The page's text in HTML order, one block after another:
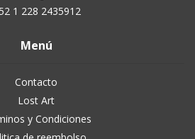
1 228 2435912
Menú
Contacto
Lost Art
y Condiciones